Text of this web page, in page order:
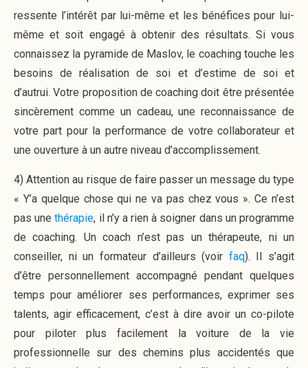
ressente l’intérêt par lui-même et les bénéfices pour lui-
même et soit engagé à obtenir des résultats. Si vous
connaissez la pyramide de Maslov, le coaching touche les
besoins de réalisation de soi et d’estime de soi et
d’autrui. Votre proposition de coaching doit être présentée
sincèrement comme un cadeau, une reconnaissance de
votre part pour la performance de votre collaborateur et
une ouverture à un autre niveau d’accomplissement.
4) Attention au risque de faire passer un message du type
« Y’a quelque chose qui ne va pas chez vous ». Ce n’est
pas unethérapie, il n’y a rien à soigner dans un programme
de coaching. Un coach n’est pas un thérapeute, ni un
conseiller, ni un formateur d’ailleurs (voir faq). Il s’agit
d’être personnellement accompagné pendant quelques
temps pour améliorer ses performances, exprimer ses
talents, agir efficacement, c’est à dire avoir un co-pilote
pour piloter plus facilement la voiture de la vie
professionnelle sur des chemins plus accidentés que